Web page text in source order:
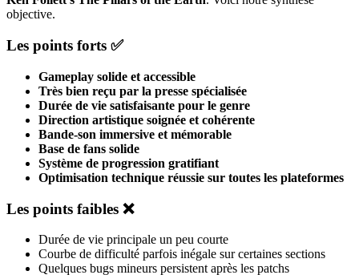
objective.
Les points forts ✅
Gameplay solide et accessible
Très bien reçu par la presse spécialisée
Durée de vie satisfaisante pour le genre
Direction artistique soignée et cohérente
Bande-son immersive et mémorable
Base de fans solide
Système de progression gratifiant
Optimisation technique réussie sur toutes les plateformes
Les points faibles ❌
Durée de vie principale un peu courte
Courbe de difficulté parfois inégale sur certaines sections
Quelques bugs mineurs persistent après les patchs